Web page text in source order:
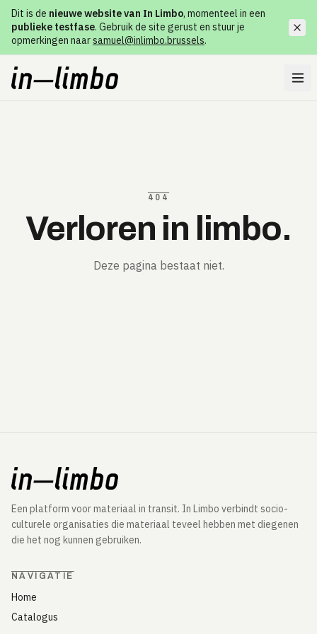
Dit is de nieuwe website van In Limbo, momenteel in een
publieke testfase. Gebruik de site gerust en stuur je
opmerkingen naarsamuel@inlimbo.brussels.
404
Verloren in limbo.
Deze pagina bestaat niet.
Een platform voor materiaal in transit. In Limbo verbindt socio-
culturele organisaties die materiaal teveel hebben met diegenen
die het nog kunnen gebruiken.
NAVIGATIE
Home
Catalogus